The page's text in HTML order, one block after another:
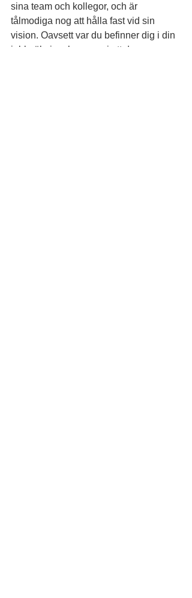
sina team och kollegor, och är
tålmodiga nog att hålla fast vid sin
vision. Oavsett var du befinner dig i din
jobbsökning, hoppas vi att dessa